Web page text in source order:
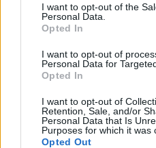
I want to opt-out of the
Personal Data.
Opted In
I want to opt-out of
Personal Data for
Opted In
I want to opt-out of
Retention, Sale, and/or
Personal Data that Is
Purposes for which it was
Opted Out